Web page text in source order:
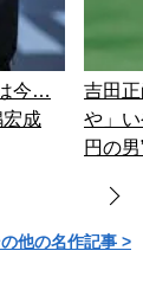
今…
宏成
吉田
や」
円の
他の名作記事 >